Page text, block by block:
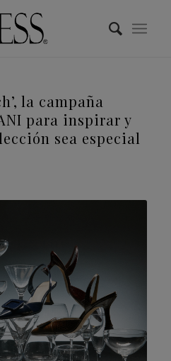
la campaña
para inspirar y
sea especial